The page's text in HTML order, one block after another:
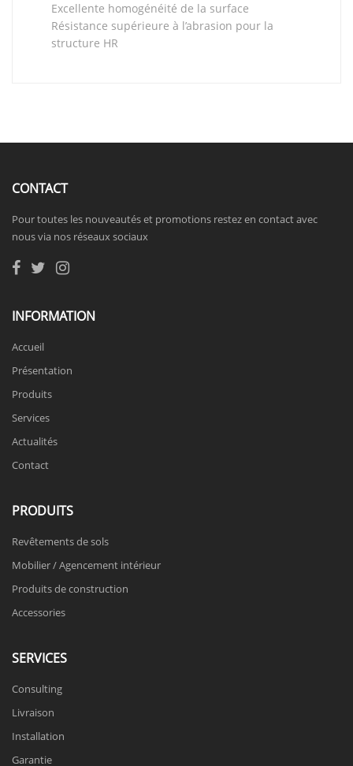
Excellente homogénéité de la surface
Résistance supérieure à l’abrasion pour la
structure HR
CONTACT
Pour toutes les nouveautés et promotions restez en contact avec
nous via nos réseaux sociaux
INFORMATION
Accueil
Présentation
Produits
Services
Actualités
Contact
PRODUITS
Revêtements de sols
Mobilier / Agencement intérieur
Produits de construction
Accessories
SERVICES
Consulting
Livraison
Installation
Garantie